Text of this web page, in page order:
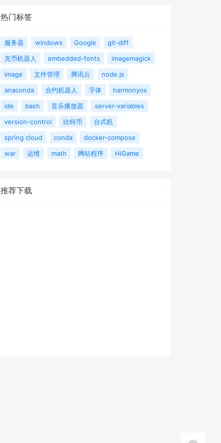
热门标签
服务器 windows Google
git-diff
充币机器人
embedded-fonts
imagemagick
image
文件管理 腾讯云
node.js
anaconda
合约机器人 字体
harmonyos
ide
bash 音乐播放器
server-variables
version-control
比特币
台式机
spring cloud
conda
docker-compose
war
运维 math 网站程序 HiGame
推荐下载